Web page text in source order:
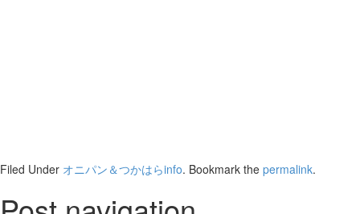
Filed Under オニパン＆つかはらinfo. Bookmark the permalink.